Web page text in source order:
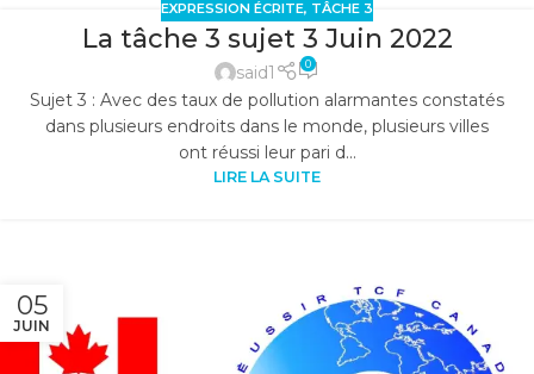
EXPRESSION ÉCRITE, TÂCHE 3
La tâche 3 sujet 3 Juin 2022
said1 0
Sujet 3 : Avec des taux de pollution alarmantes constatés
dans plusieurs endroits dans le monde, plusieurs villes
ont réussi leur pari d...
LIRE LA SUITE
05
JUIN